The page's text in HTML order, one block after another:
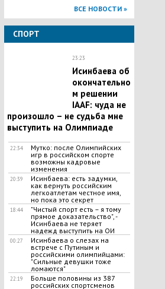
ВСЕ НОВОСТИ »
СПОРТ
23:23
Исинбаева об
окончательно
м решении
IAAF: чуда не
произошло – не судьба мне
выступить на Олимпиаде
22:34
Мутко: после Олимпийских
игр в российском спорте
возможны кадровые
изменения
20:39
Исинбаева: есть задумки,
как вернуть российским
легкоатлетам честное имя,
но пока это секрет
18:44
"Чистый спорт есть – я тому
прямое доказательство", -
Исинбаева не теряет
надежд выступить на ОИ
00:27
Исинбаева о слезах на
встрече с Путиным и
российскими олимпийцами:
"Сильные девушки тоже
ломаются"
22:19
Больше половины из 387
российских спортсменов